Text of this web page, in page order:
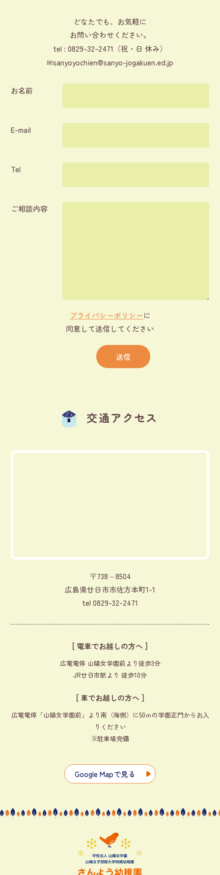
どなたでも、お気軽に
お問い合わせください。
tel : 0829-32-2471 （祝・日 休み）
✉sanyoyochien@sanyo-jogakuen.ed.jp
お名前
E-mail
Tel
ご相談内容
プライバシーポリシーに
同意して送信してください
交通アクセス
〒738－8504
広島県廿日市市佐方本町1-1
tel 0829-32-2471
[ 電車でお越しの方へ ]
広電電停 山陽女学園前より徒歩3分
JR廿日市駅より 徒歩10分
[ 車でお越しの方へ ]
広電電停「山陽女学園前」より南（海側）に50ｍの学園正門からお入
りください
※駐車場完備
Google Mapで見る